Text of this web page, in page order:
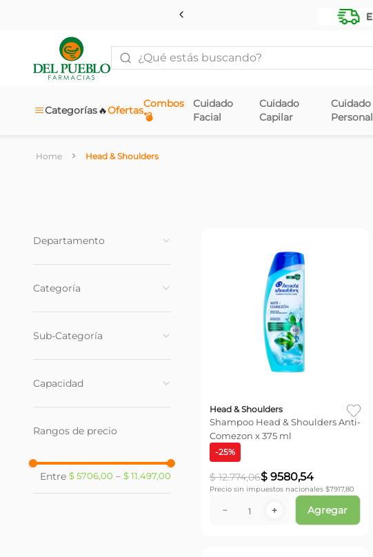
¿Qué estás buscando?
Categorías Ofertas
🔥
Combos
💣
Cuidado
Facial
Cuidado
Capilar
Cuidado
Personal
Head & Shoulders
Departamento
Categoría
Acondicionador
Tratamientos (2)
Sub-Categoría
Con Caida
Normal (2)
Graso (2)
Seco o Dañado (1)
Capacidad
300 ml (5)
Rangos de precio
$ 5706,00 – $ 11.497,00
Head & Shoulders
Shampoo Head & Shoulders Anti-
Comezon x 375 ml
-25%
$ 12.774,06$ 9580,54
Precio sin impuestos nacionales $7917,80
＋
－ Agregar